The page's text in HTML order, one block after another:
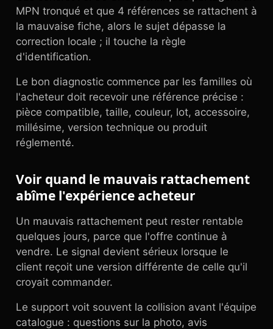
MPN tronqué et que 4 références se rattachent à
la mauvaise fiche, alors le sujet dépasse la
correction locale ; il touche la règle
d'identification.
Le bon diagnostic commence par les familles où
l'acheteur doit recevoir une référence précise :
pièce compatible, taille, couleur, lot, accessoire,
millésime, version technique ou produit
réglementé.
Voir quand le mauvais rattachement
abîme l'expérience acheteur
Un mauvais rattachement peut rester rentable
quelques jours, parce que l'offre continue à
vendre. Le signal devient sérieux lorsque le
client reçoit une version différente de celle qu'il
croyait commander.
Le support voit souvent la collision avant l'équipe
catalogue : questions sur la photo, avis